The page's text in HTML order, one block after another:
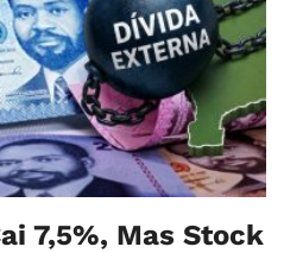
7,5%, Mas Stock